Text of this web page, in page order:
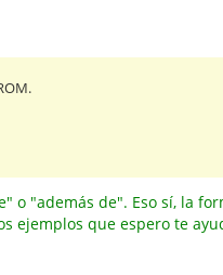
o "además de". Eso sí, la
ejemplos que espero te